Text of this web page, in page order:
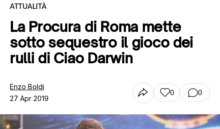
Tutti gli articoli
Chi siamo
Contatti
ATTUALITÀ
La Procura di Roma mette
sotto sequestro il gioco dei
rulli di Ciao Darwin
Enzo Boldi
27 Apr 2019
0 0